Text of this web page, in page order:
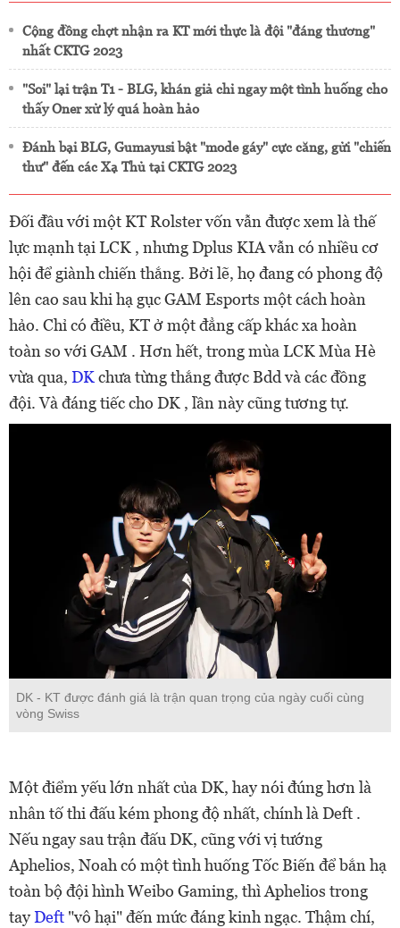
Cộng đồng chợt nhận ra KT mới thực là đội "đáng thương"
nhất CKTG 2023
"Soi" lại trận T1 - BLG, khán giả chỉ ngay một tình huống cho
thấy Oner xử lý quá hoàn hảo
Đánh bại BLG, Gumayusi bật "mode gáy" cực căng, gửi "chiến
thư" đến các Xạ Thủ tại CKTG 2023
Đối đầu với một KT Rolster vốn vẫn được xem là thế
lực mạnh tại LCK , nhưng Dplus KIA vẫn có nhiều cơ
hội để giành chiến thắng. Bởi lẽ, họ đang có phong độ
lên cao sau khi hạ gục GAM Esports một cách hoàn
hảo. Chỉ có điều, KT ở một đẳng cấp khác xa hoàn
toàn so với GAM . Hơn hết, trong mùa LCK Mùa Hè
vừa qua, DKchưa từng thắng được Bdd và các đồng
đội. Và đáng tiếc cho DK , lần này cũng tương tự.
DK - KT được đánh giá là trận quan trọng của ngày cuối cùng
vòng Swiss
Một điểm yếu lớn nhất của DK, hay nói đúng hơn là
nhân tố thi đấu kém phong độ nhất, chính là Deft .
Nếu ngay sau trận đấu DK, cũng với vị tướng
Aphelios, Noah có một tình huống Tốc Biến để bắn hạ
toàn bộ đội hình Weibo Gaming, thì Aphelios trong
tayDeft "vô hại" đến mức đáng kinh ngạc. Thậm chí,